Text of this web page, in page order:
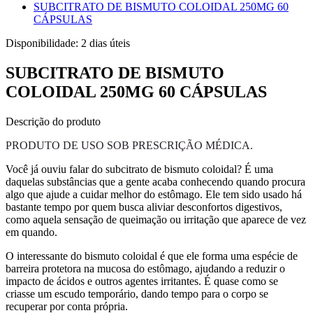
SUBCITRATO DE BISMUTO COLOIDAL 250MG 60
CÁPSULAS
Disponibilidade: 2 dias úteis
SUBCITRATO DE BISMUTO
COLOIDAL 250MG 60 CÁPSULAS
Descrição do produto
PRODUTO DE USO SOB PRESCRIÇÃO MÉDICA.
Você já ouviu falar do subcitrato de bismuto coloidal? É uma
daquelas substâncias que a gente acaba conhecendo quando procura
algo que ajude a cuidar melhor do estômago. Ele tem sido usado há
bastante tempo por quem busca aliviar desconfortos digestivos,
como aquela sensação de queimação ou irritação que aparece de vez
em quando.
O interessante do bismuto coloidal é que ele forma uma espécie de
barreira protetora na mucosa do estômago, ajudando a reduzir o
impacto de ácidos e outros agentes irritantes. É quase como se
criasse um escudo temporário, dando tempo para o corpo se
recuperar por conta própria.